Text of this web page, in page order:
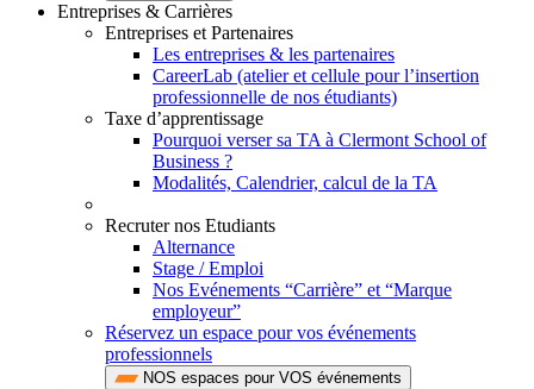
Entreprises & Carrières
Entreprises et Partenaires
Les entreprises & les partenaires
CareerLab (atelier et cellule pour l’insertion
professionnelle de nos étudiants)
Taxe d’apprentissage
Pourquoi verser sa TA à Clermont School of
Business ?
Modalités, Calendrier, calcul de la TA
Recruter nos Etudiants
Alternance
Stage / Emploi
Nos Evénements “Carrière” et “Marque
employeur”
Réservez un espace pour vos événements
professionnels
NOS espaces pour VOS événements